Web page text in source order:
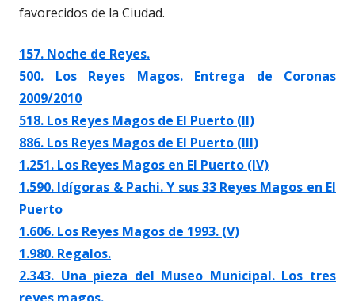
favorecidos de la Ciudad.
157. Noche de Reyes.
500. Los Reyes Magos. Entrega de Coronas
2009/2010
518. Los Reyes Magos de El Puerto (II)
886. Los Reyes Magos de El Puerto (III)
1.251. Los Reyes Magos en El Puerto (IV)
1.590. Idígoras & Pachi. Y sus 33 Reyes Magos en El
Puerto
1.606. Los Reyes Magos de 1993. (V)
1.980. Regalos.
2.343. Una pieza del Museo Municipal. Los tres